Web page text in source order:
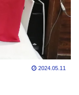
2024.05.11